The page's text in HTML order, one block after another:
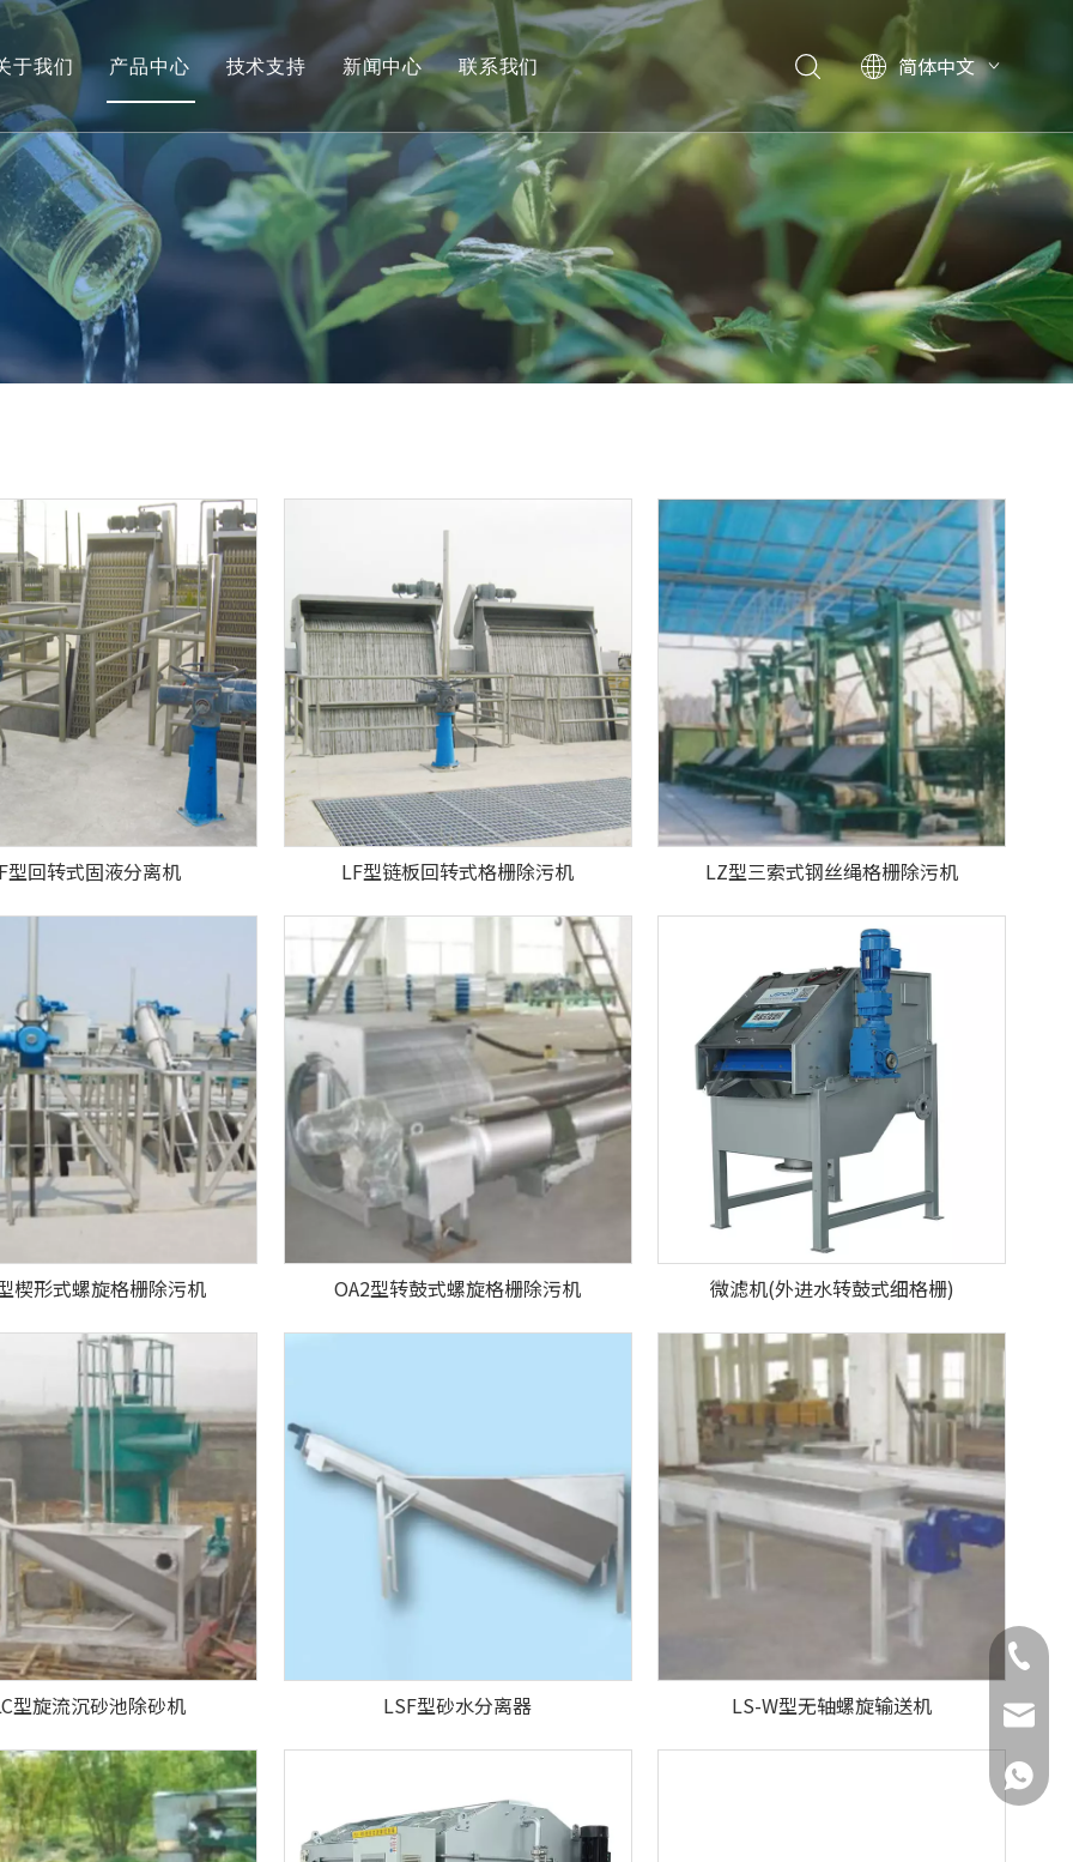
于我们
工厂实景
产品中心
污泥脱水机系列
加药、搅拌装置
精密过滤器
精密过滤器
曝气器
一体化泵站
加投系统系列
闸门启闭机系列
技术支持
下载管理
常见问题
新闻中心 联系我们
简体中文
English
型回转式固液分离机 LF型链板回转式格栅除污机 LZ型三索式钢丝绳格栅除污机
楔形式螺旋格栅除污机 OA2型转鼓式螺旋格栅除污机 微滤机(外进水转鼓式细格栅)
型旋流沉砂池除砂机 LSF型砂水分离器 LS-W型无轴螺旋输送机
138-